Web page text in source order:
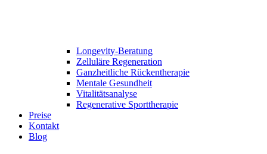
Longevity-Beratung
Zelluläre Regeneration
Ganzheitliche Rückentherapie
Mentale Gesundheit
Vitalitäts­analyse
Regenerative Sport­therapie
Preise
Kontakt
Blog